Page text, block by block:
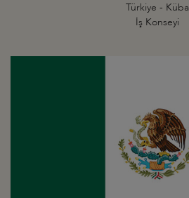
Türkiye - Küba
İş Konseyi